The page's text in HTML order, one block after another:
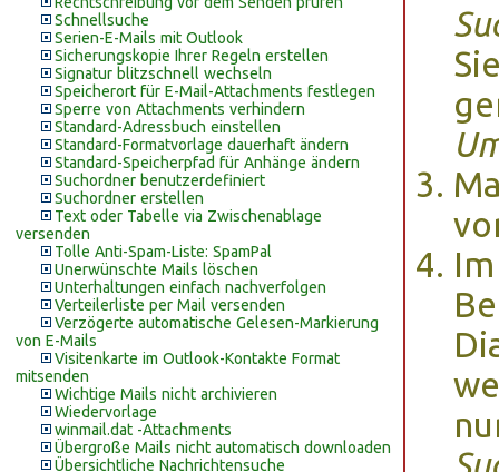
Schnellsuche
Serien-E-Mails mit Outlook
Sicherungskopie Ihrer Regeln erstellen
Signatur blitzschnell wechseln
Speicherort für E-Mail-Attachments festlegen
Sperre von Attachments verhindern
Standard-Adressbuch einstellen
Standard-Formatvorlage dauerhaft ändern
Standard-Speicherpfad für Anhänge ändern
Suchordner benutzerdefiniert
Suchordner erstellen
Text oder Tabelle via Zwischenablage
versenden
Tolle Anti-Spam-Liste: SpamPal
Unerwünschte Mails löschen
Unterhaltungen einfach nachverfolgen
Verteilerliste per Mail versenden
Verzögerte automatische Gelesen-Markierung
von E-Mails
Visitenkarte im Outlook-Kontakte Format
mitsenden
Wichtige Mails nicht archivieren
Wiedervorlage
winmail.dat -Attachments
Übergroße Mails nicht automatisch downloaden
Übersichtliche Nachrichtensuche